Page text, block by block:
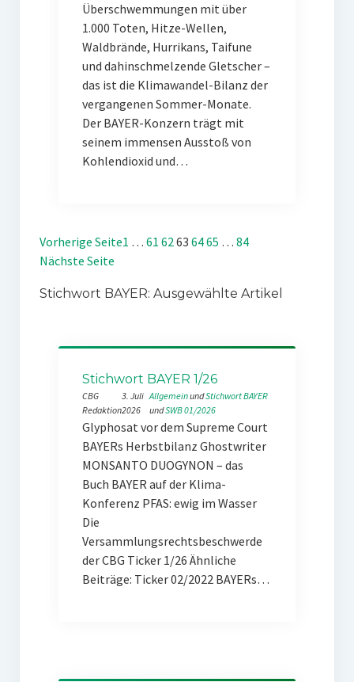
Überschwemmungen mit über
1.000 Toten, Hitze-Wellen,
Waldbrände, Hurrikans, Taifune
und dahinschmelzende Gletscher –
das ist die Klimawandel-Bilanz der
vergangenen Sommer-Monate.
Der BAYER-Konzern trägt mit
seinem immensen Ausstoß von
Kohlendioxid und…
Vorherige Seite1 … 61 6263 6465 … 84
Nächste Seite
Stichwort BAYER: Ausgewählte Artikel
Stichwort BAYER 1/26
CBG
Redaktion
3. Juli
2026
Allgemein und Stichwort BAYER
und SWB 01/2026
Glyphosat vor dem Supreme Court
BAYERs Herbstbilanz Ghostwriter
MONSANTO DUOGYNON – das
Buch BAYER auf der Klima-
Konferenz PFAS: ewig im Wasser
Die
Versammlungsrechtsbeschwerde
der CBG Ticker 1/26 Ähnliche
Beiträge: Ticker 02/2022 BAYERs…